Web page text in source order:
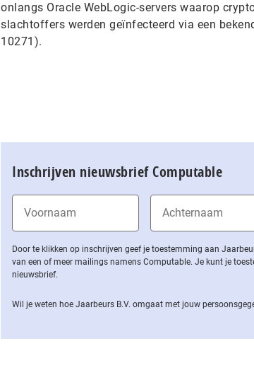
onlangs Oracle WebLogic-servers waarop
slachtoffers werden geïnfecteerd via een
10271).
Inschrijven nieuwsbrief Computable
Door te klikken op inschrijven geef je toestemming aan
van een of meer mailings namens Computable. Je kunt je
nieuwsbrief.
Wil je weten hoe Jaarbeurs B.V. omgaat met jouw